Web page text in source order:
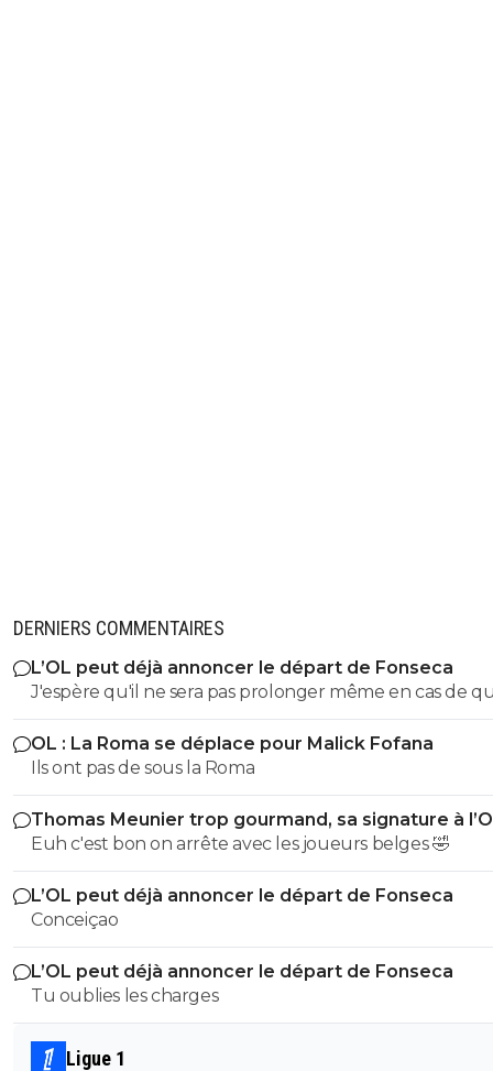
DERNIERS COMMENTAIRES
L’OL peut déjà annoncer le départ de Fonseca
J'espère qu'il ne sera pas prolonger même en cas de qualif
en C1 cet été.
OL : La Roma se déplace pour Malick Fofana
Ils ont pas de sous la Roma
Thomas Meunier trop gourmand, sa signature à
annulée
Euh c'est bon on arrête avec les joueurs belges 🤣
L’OL peut déjà annoncer le départ de Fonseca
Conceiçao
L’OL peut déjà annoncer le départ de Fonseca
Tu oublies les charges
Ligue 1